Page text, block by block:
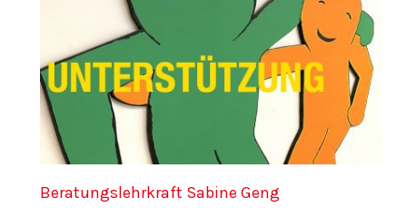
Beratungslehrkraft Sabine Geng